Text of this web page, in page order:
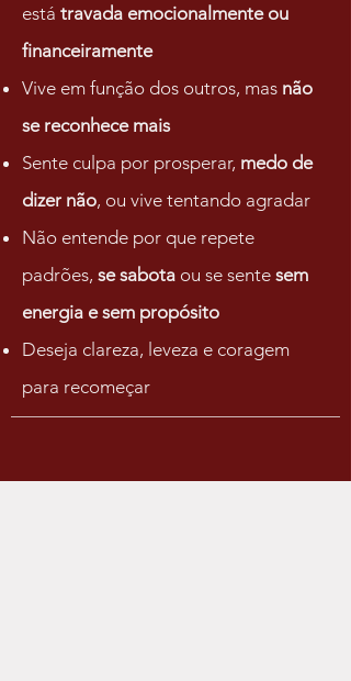
está travada emocionalmente ou
financeiramente
Vive em função dos outros, mas não
se reconhece mais
Sente culpa por prosperar, medo de
dizer não, ou vive tentando agradar
Não entende por que repete
padrões, se sabota ou se sente sem
energia e sem propósito
Deseja clareza, leveza e coragem
para recomeçar